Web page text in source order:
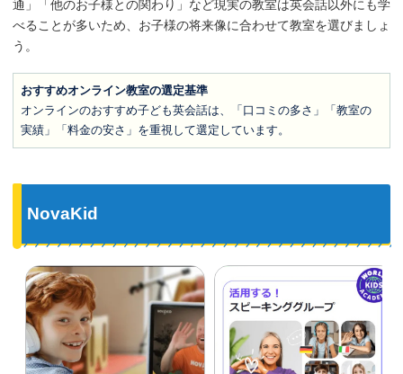
通」「他のお子様との関わり」など現実の教室は英会話以外にも学
べることが多いため、お子様の将来像に合わせて教室を選びましょ
う。
おすすめオンライン教室の選定基準
オンラインのおすすめ子ども英会話は、「口コミの多さ」「教室の
実績」「料金の安さ」を重視して選定しています。
NovaKid